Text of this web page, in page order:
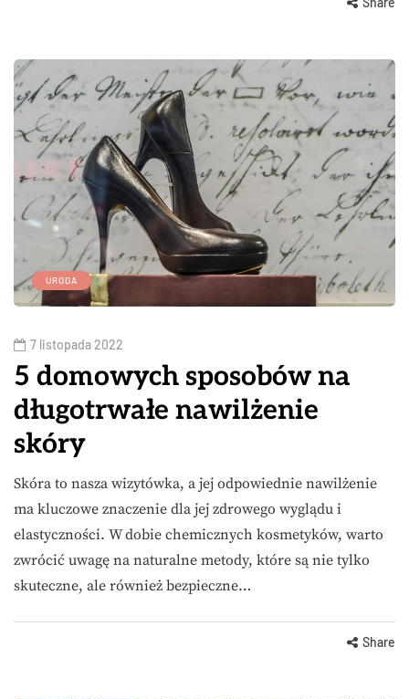
URODA
7 listopada 2022
5 domowych sposobów na
długotrwałe nawilżenie
skóry
Skóra to nasza wizytówka, a jej odpowiednie nawilżenie
ma kluczowe znaczenie dla jej zdrowego wyglądu i
elastyczności. W dobie chemicznych kosmetyków, warto
zwrócić uwagę na naturalne metody, które są nie tylko
skuteczne, ale również bezpieczne…
Share